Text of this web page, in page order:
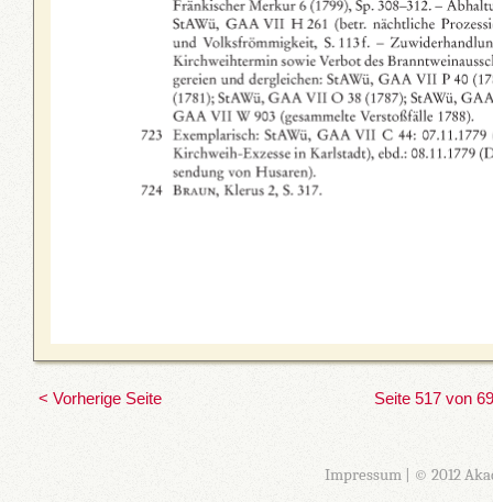
< Vorherige Seite Seite 517 von
Impressum| © 2012